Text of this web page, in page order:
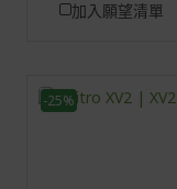
加入願望清單
-25%